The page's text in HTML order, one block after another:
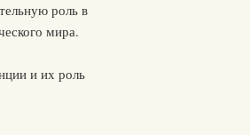
роль в
мира.
и их роль